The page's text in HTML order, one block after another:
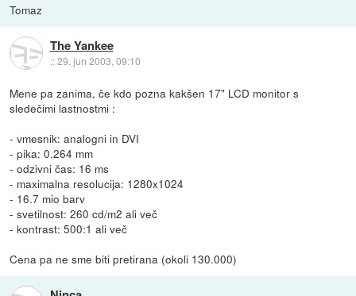
Tomaz
The Yankee
::29. jun 2003, 09:10
Mene pa zanima, če kdo pozna kakšen 17" LCD monitor s
sledečimi lastnostmi :
- vmesnik: analogni in DVI
- pika: 0.264 mm
- odzivni čas: 16 ms
- maximalna resolucija: 1280x1024
- 16.7 mio barv
- svetilnost: 260 cd/m2 ali več
- kontrast: 500:1 ali več
Cena pa ne sme biti pretirana (okoli 130.000)